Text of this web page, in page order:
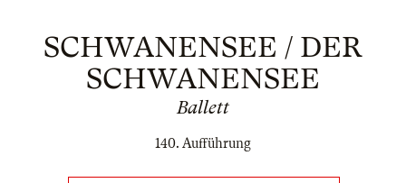
SCHWANENSEE / DER
SCHWANENSEE
Ballett
140. Aufführung